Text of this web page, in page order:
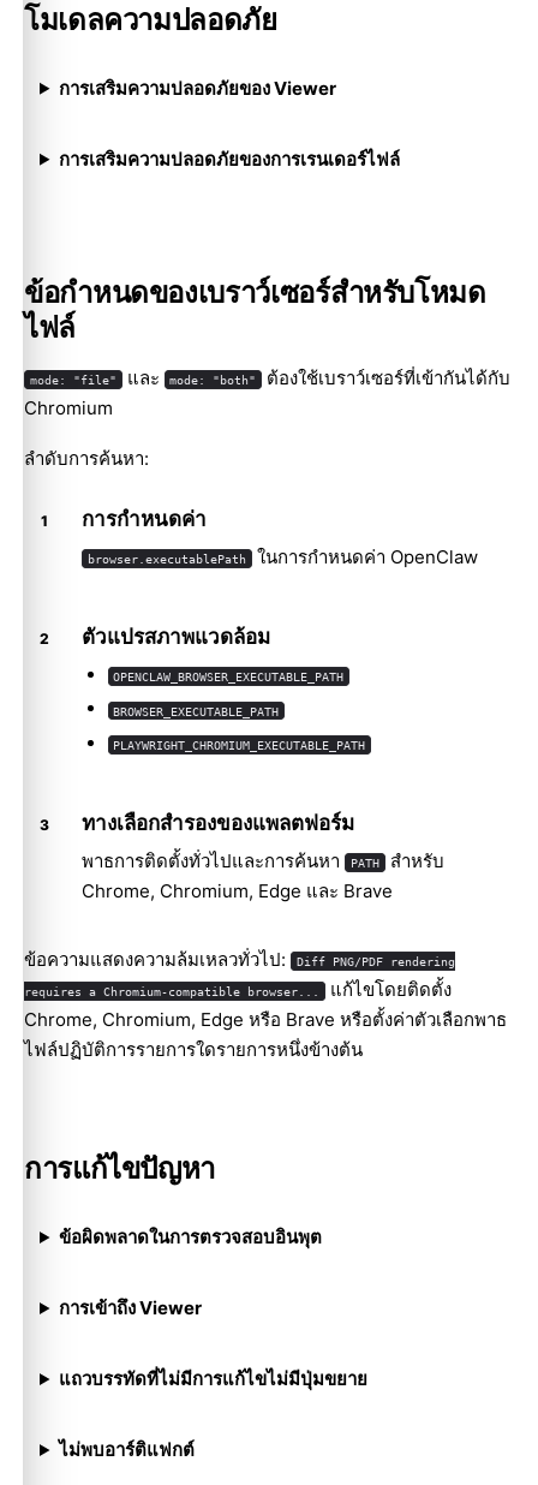
โมเดลความปลอดภัย
การเสริมความปลอดภัยของ Viewer
การเสริมความปลอดภัยของการเรนเดอร์ไฟล์
ข้อกำหนดของเบราว์เซอร์สำหรับโหมด
ไฟล์
mode: "file" และ mode: "both"
ต้องใช้เบราว์เซอร์ที่เข้ากันได้กับ
Chromium
ลำดับการค้นหา:
การกำหนดค่า
browser.executablePath ในการกำหนดค่า OpenClaw
ตัวแปรสภาพแวดล้อม
OPENCLAW_BROWSER_EXECUTABLE_PATH
BROWSER_EXECUTABLE_PATH
PLAYWRIGHT_CHROMIUM_EXECUTABLE_PATH
ทางเลือกสำรองของแพลตฟอร์ม
พาธการติดตั้งทั่วไปและการค้นหา PATH สำหรับ
Chrome, Chromium, Edge และ Brave
ข้อความแสดงความล้มเหลวทั่วไป: Diff PNG/PDF rendering
requires a Chromium-compatible browser...
แก้ไขโดยติดตั้ง
Chrome, Chromium, Edge หรือ Brave หรือตั้งค่าตัวเลือกพาธ
ไฟล์ปฏิบัติการรายการใดรายการหนึ่งข้างต้น
การแก้ไขปัญหา
ข้อผิดพลาดในการตรวจสอบอินพุต
การเข้าถึง Viewer
แถวบรรทัดที่ไม่มีการแก้ไขไม่มีปุ่มขยาย
ไม่พบอาร์ติแฟกต์